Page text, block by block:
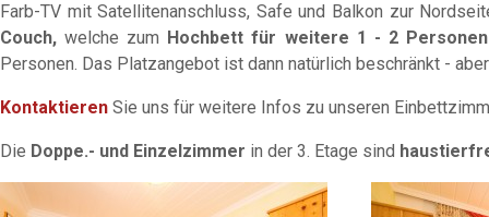
Farb-TV mit Satellitenanschluss, Safe und Balkon zur
Couch, welche zum Hochbett für weitere 1 - 2 Personen
Personen. Das Platzangebot ist dann natürlich beschränkt -
Kontaktieren Sie uns für weitere Infos zu unseren
Die Doppe.- und Einzelzimmer in der 3. Etage sind